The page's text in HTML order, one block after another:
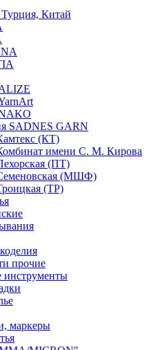
Китай
SADNES GARN
(КТ)
имени С. М. Кирова
(ПТ)
(МШФ)
(ТР)
прочие
инструменты
маркеры